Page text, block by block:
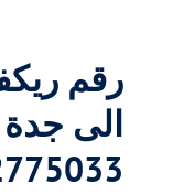
رقم
الى جدة